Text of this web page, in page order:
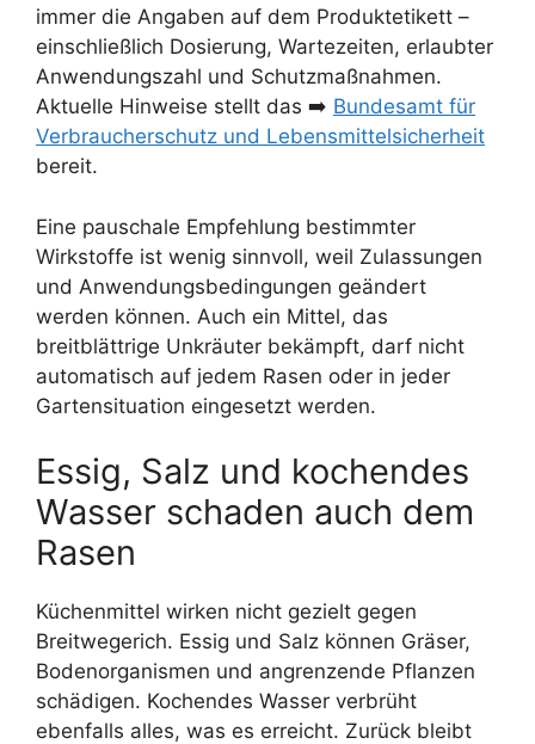
immer die Angaben auf dem Produktetikett –
einschließlich Dosierung, Wartezeiten, erlaubter
Anwendungszahl und Schutzmaßnahmen.
Aktuelle Hinweise stellt das ➡️ Bundesamt für
Verbraucherschutz und Lebensmittelsicherheit
bereit.
Eine pauschale Empfehlung bestimmter
Wirkstoffe ist wenig sinnvoll, weil Zulassungen
und Anwendungsbedingungen geändert
werden können. Auch ein Mittel, das
breitblättrige Unkräuter bekämpft, darf nicht
automatisch auf jedem Rasen oder in jeder
Gartensituation eingesetzt werden.
Essig, Salz und kochendes
Wasser schaden auch dem
Rasen
Küchenmittel wirken nicht gezielt gegen
Breitwegerich. Essig und Salz können Gräser,
Bodenorganismen und angrenzende Pflanzen
schädigen. Kochendes Wasser verbrüht
ebenfalls alles, was es erreicht. Zurück bleibt